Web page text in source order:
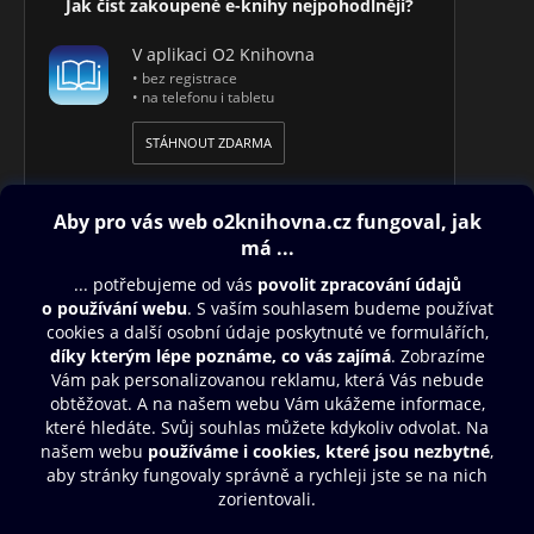
Jak číst zakoupené e-knihy nejpohodlněji?
V aplikaci O2 Knihovna
• bez registrace
• na telefonu i tabletu
STÁHNOUT ZDARMA
Obsah ke stažení
Moje O2 Knihovna
Další zábava
© O2 Czech Republic a.s.